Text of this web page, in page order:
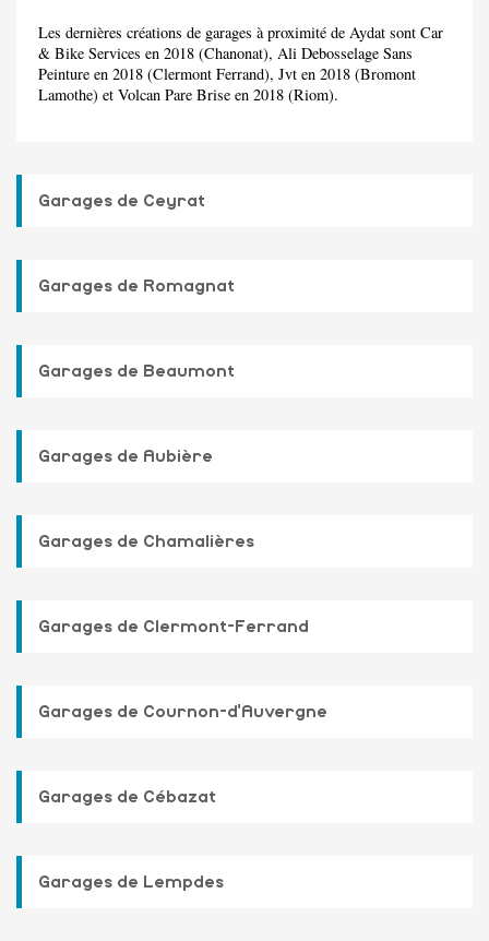
Les dernières créations de garages à proximité de Aydat sont Car
& Bike Services en 2018 (Chanonat), Ali Debosselage Sans
Peinture en 2018 (Clermont Ferrand), Jvt en 2018 (Bromont
Lamothe) et Volcan Pare Brise en 2018 (Riom).
Garages de Ceyrat
Garages de Romagnat
Garages de Beaumont
Garages de Aubière
Garages de Chamalières
Garages de Clermont-Ferrand
Garages de Cournon-d'Auvergne
Garages de Cébazat
Garages de Lempdes